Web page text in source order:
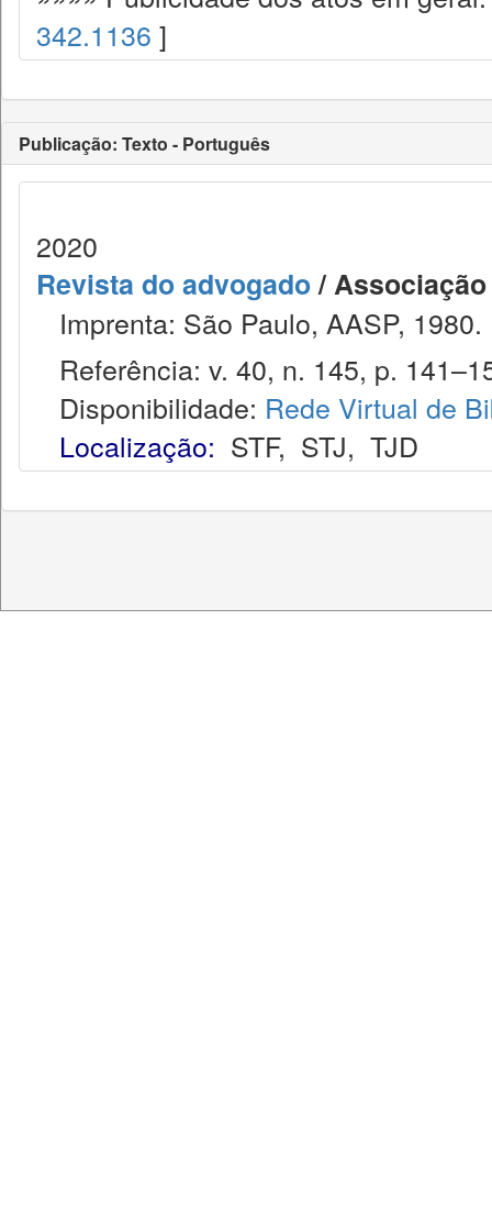
342.1136 ]
Publicação: Texto - Português
2020
Revista do advogado/
Imprenta: São Paulo, AASP, 1980.
Referência: v. 40, n. 145, p.
Disponibilidade: Rede Virtual de
Localização: STF, STJ, TJD